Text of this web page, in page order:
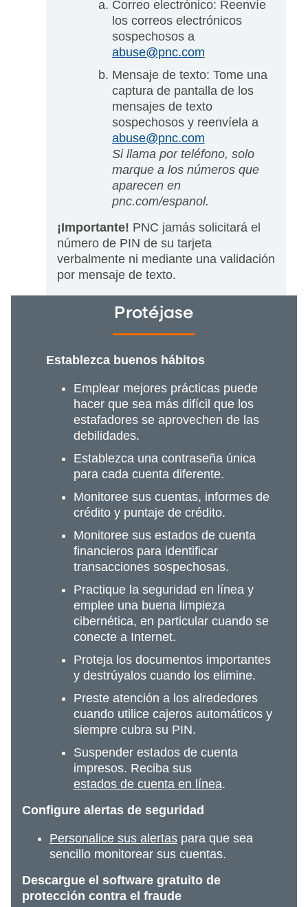
Correo electrónico: Reenvíe
los correos electrónicos
sospechosos a
abuse@pnc.com
Mensaje de texto: Tome una
captura de pantalla de los
mensajes de texto
sospechosos y reenvíela a
abuse@pnc.com
Si llama por teléfono, solo
marque a los números que
aparecen en
pnc.com/espanol.
¡Importante! PNC jamás solicitará el
número de PIN de su tarjeta
verbalmente ni mediante una validación
por mensaje de texto.
Protéjase
Establezca buenos hábitos
Emplear mejores prácticas puede
hacer que sea más difícil que los
estafadores se aprovechen de las
debilidades.
Establezca una contraseña única
para cada cuenta diferente.
Monitoree sus cuentas, informes de
crédito y puntaje de crédito.
Monitoree sus estados de cuenta
financieros para identificar
transacciones sospechosas.
Practique la seguridad en línea y
emplee una buena limpieza
cibernética, en particular cuando se
conecte a Internet.
Proteja los documentos importantes
y destrúyalos cuando los elimine.
Preste atención a los alrededores
cuando utilice cajeros automáticos y
siempre cubra su PIN.
Suspender estados de cuenta
impresos. Reciba sus
estados de cuenta en línea.
Configure alertas de seguridad
Personalice sus alertas para que sea
sencillo monitorear sus cuentas.
Descargue el software gratuito de
protección contra el fraude